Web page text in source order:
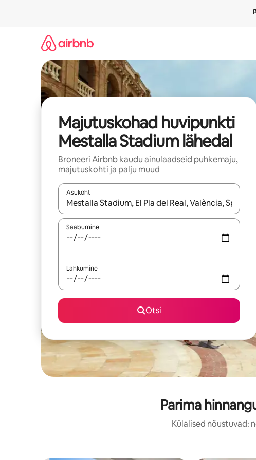
Majutuskohad huvipunkti
Mestalla Stadium lähedal
Broneeri Airbnb kaudu ainulaadseid puhkemaju,
majutuskohti ja palju muud
Asukoht
Kui tulemused on kuvatud, liigu ekraanil nooleklahvidega
Saabumine
Lahkumine
Otsi
Parima
Külalised nõustuvad: